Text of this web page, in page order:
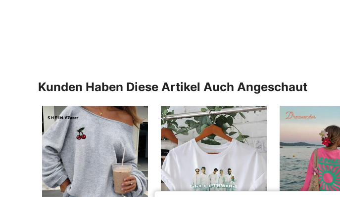
Kunden Haben Diese Artikel Auch Angeschaut